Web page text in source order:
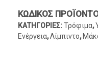
ΚΩΔΙΚΌΣ
ΚΑΤΗΓΟΡΊΕΣ:Τρόφιμα,
Ενέργεια,Λίμπιντο,